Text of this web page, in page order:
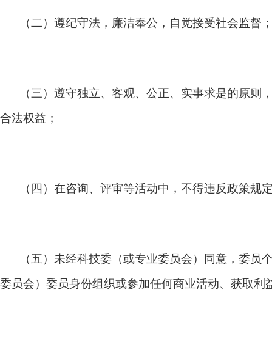
（二）遵纪守法，廉洁奉公，自觉接受社会监督
（三）遵守独立、客观、公正、实事求是的原
合法权益；
（四）在咨询、评审等活动中，不得违反政策规
（五）未经科技委（或专业委员会）同意，委
委员会）委员身份组织或参加任何商业活动、获取利